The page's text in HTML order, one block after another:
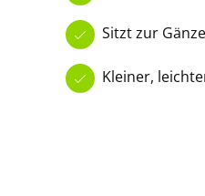
Sitzt zur
Kleiner,